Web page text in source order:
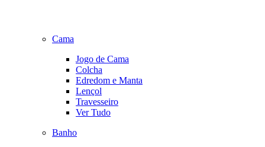
Cama
Jogo de Cama
Colcha
Edredom e Manta
Lençol
Travesseiro
Ver Tudo
Banho